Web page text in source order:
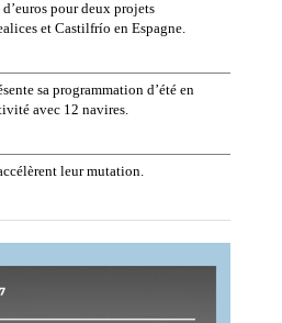
pour deux projets
et Castilfrío en Espagne.
sa programmation d’été en
avec 12 navires.
leur mutation.